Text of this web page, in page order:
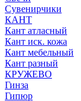
Сувенирчики
КАНТ
Кант атласный
Кант иск. кожа
Кант мебельный
Кант разный
КРУЖЕВО
Гинза
Гипюр